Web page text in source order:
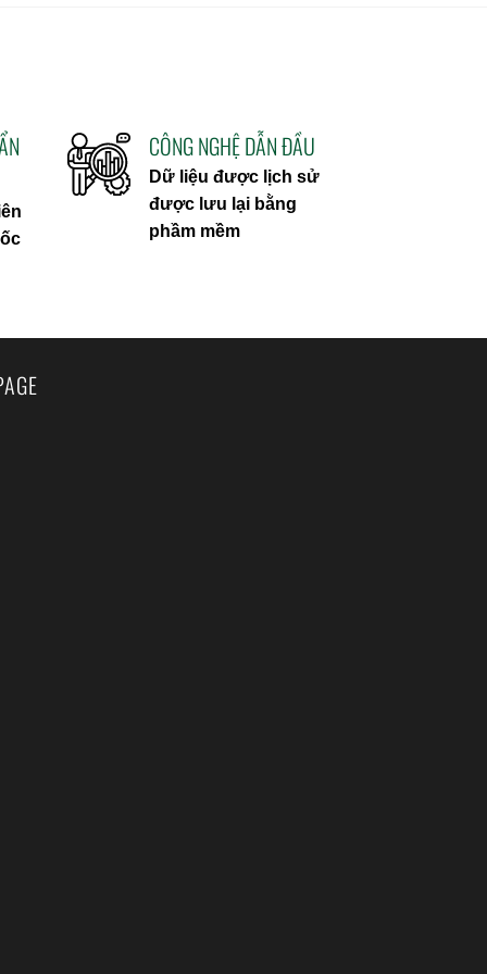
CÔNG NGHỆ DẪN ĐẦU
Dữ liệu được lịch sử
được lưu lại bằng
phầm mềm